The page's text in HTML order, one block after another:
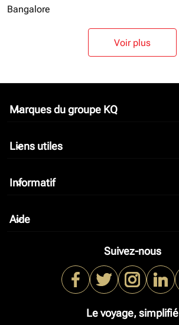
Bangalore
Voir plus
Marques du groupe KQ
keyboard_arrow_down
Liens utiles
keyboard_arrow_down
Informatif
keyboard_arrow_down
Aide
keyboard_arrow_down
Suivez-nous
Le voyage, simplifié